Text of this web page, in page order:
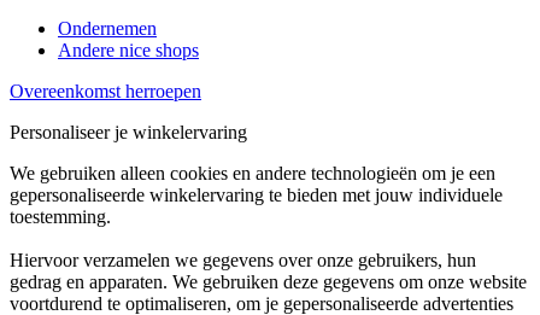
Ondernemen
Andere nice shops
Overeenkomst herroepen
Personaliseer je winkelervaring
We gebruiken alleen cookies en andere technologieën om je een
gepersonaliseerde winkelervaring te bieden met jouw individuele
toestemming.
Hiervoor verzamelen we gegevens over onze gebruikers, hun
gedrag en apparaten. We gebruiken deze gegevens om onze website
voortdurend te optimaliseren, om je gepersonaliseerde advertenties